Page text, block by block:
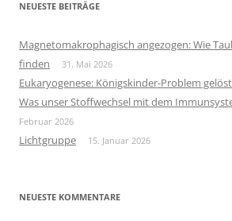
NEUESTE BEITRÄGE
Magnetomakrophagisch angezogen: Wie
finden
31. Mai 2026
Eukaryogenese: Königskinder-Problem
Was unser Stoffwechsel mit dem
Februar 2026
Lichtgruppe 15. Januar 2026
NEUESTE KOMMENTARE